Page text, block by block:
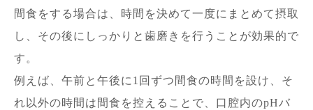
間食をする場合は、時間を決めて一度にまとめて摂取
し、その後にしっかりと歯磨きを行うことが効果的で
す。
例えば、午前と午後に1回ずつ間食の時間を設け、そ
れ以外の時間は間食を控えることで、口腔内のpHバ